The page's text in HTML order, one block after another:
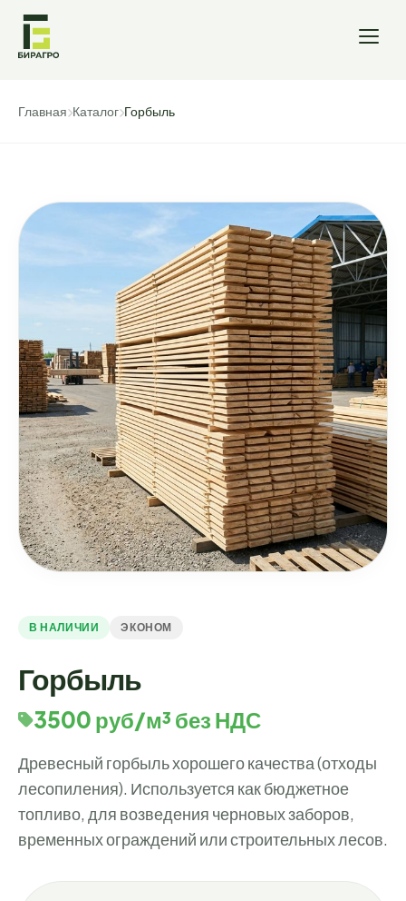
Главная Каталог Горбыль
В НАЛИЧИИ ЭКОНОМ
Горбыль
3500 руб/м³ без НДС
Древесный горбыль хорошего качества (отходы
лесопиления). Используется как бюджетное
топливо, для возведения черновых заборов,
временных ограждений или строительных лесов.